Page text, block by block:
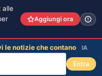
alle
Aggiungi ora
le notizie che contano IA
Entra